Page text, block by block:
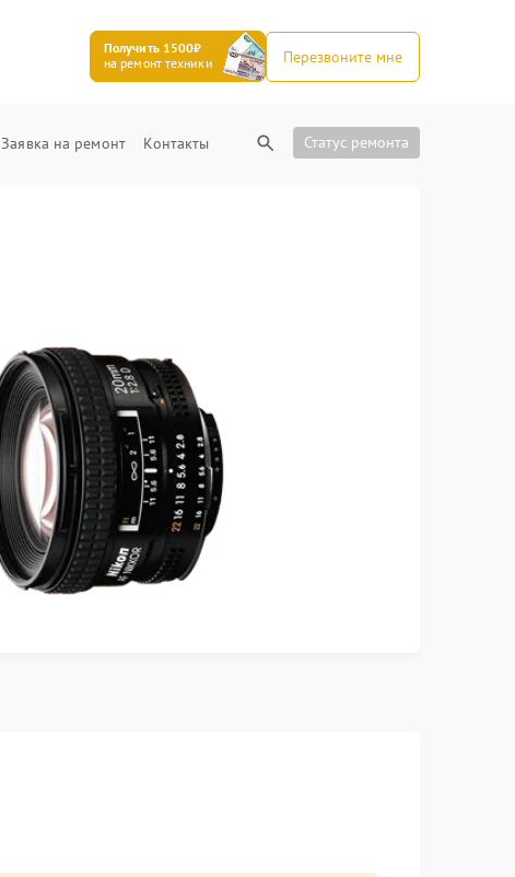
Получить 1500₽
на ремонт техники
Перезвоните мне
Заявка на ремонт Контакты Статус ремонта